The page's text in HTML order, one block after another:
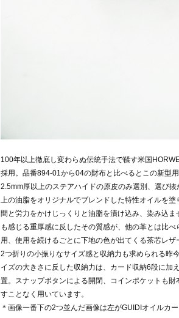
100年以上徹底し変わらぬ伝統手法で鞣す米国
採用。品番894-01から04の財布と比べるとこの新型
2.5mm厚以上のステアハイドの原皮のみ選別、選び
上の油脂をオリジナルでブレンドした特性オイルを
間と労力をかけじっくりと油脂を漬け込み、染み込
も感じる重厚感に反したその質感が、他の革とは比
用、使用を続けるごとに下地の色が出てくる茶芯レザ
2つ折りの小振りなサイズ感と収納力も求められる昨
イズの大きさに反した収納力は、カード収納6段に加
置。スナップボタンによる開閉、コインポケットも
すことなく用いています。
＊画像一番下の2つ並んだ画像は左がGUIDIオイルカ